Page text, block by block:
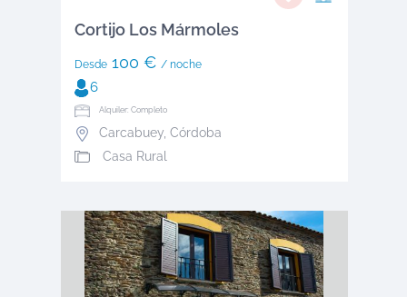
Cortijo Los Mármoles
Desde100 € / noche
6
Alquiler: Completo
Carcabuey, Córdoba
Casa Rural